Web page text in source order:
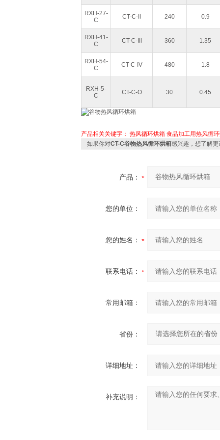
RXH-27-
C
CT-C-II 240 0.9
RXH-41-
C
CT-C-III 360 1.35
RXH-54-
C
CT-C-IV 480 1.8
RXH-5-
C
CT-C-O 30 0.45
产品相关关键字： 热风循环烘箱 食品加工用热风循
如果你对CT-C谷物热风循环烘箱感兴趣，想了解
产品：
您的单位：
您的姓名：
联系电话：
常用邮箱：
省份：
详细地址：
补充说明：